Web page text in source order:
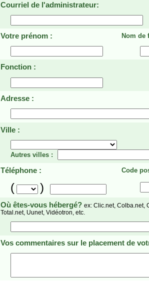
Courriel de l'administrateur:
Votre prénom : Nom de
Fonction :
Adresse :
Ville :
Autres villes :
Téléphone : Code
( )
Où êtes-vous hébergé? ex: Clic.net, Colba.net,
Total.net, Uunet, Vidéotron, etc.
Vos commentaires sur le placement de